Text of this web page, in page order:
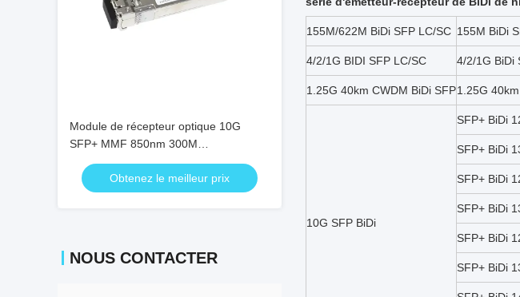
Module de récepteur optique 10G
SFP+ MMF 850nm 300M
Transcepteurs optiques DDM SFP-
10G-SRObtenez le meilleur prix
NOUS CONTACTER
155M/622M BiDi SFP LC/SC 155M BiDi
4/2/1G BIDI SFP LC/SC 4/2/1G BiDi
1.25G 40km CWDM BiDi SFP1.25G
10G SFP BiDi
SFP+ BiDi
SFP+ BiDi
SFP+ BiDi
SFP+ BiDi
SFP+ BiDi
SFP+ BiDi